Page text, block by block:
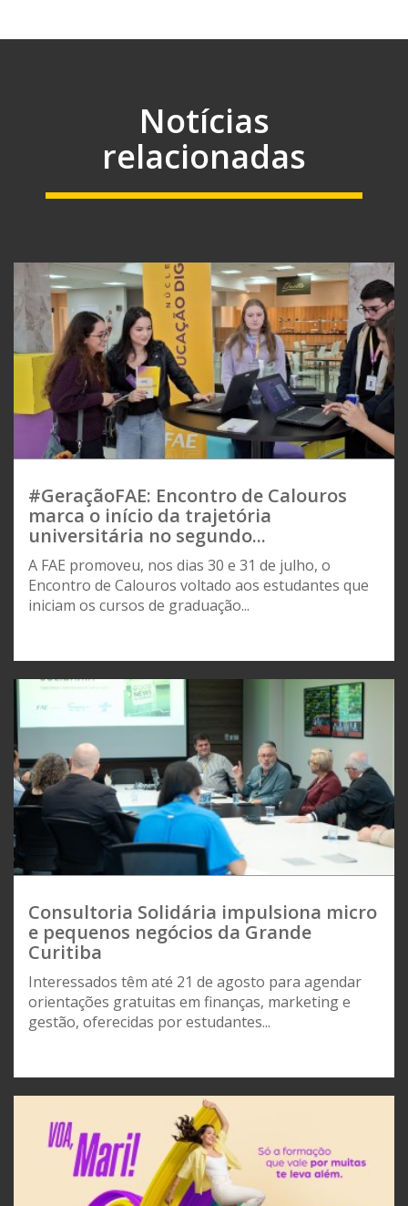
Notícias
relacionadas
#GeraçãoFAE: Encontro de Calouros
marca o início da trajetória
universitária no segundo...
A FAE promoveu, nos dias 30 e 31 de julho, o
Encontro de Calouros voltado aos estudantes que
iniciam os cursos de graduação...
Consultoria Solidária impulsiona micro
e pequenos negócios da Grande
Curitiba
Interessados têm até 21 de agosto para agendar
orientações gratuitas em finanças, marketing e
gestão, oferecidas por estudantes...